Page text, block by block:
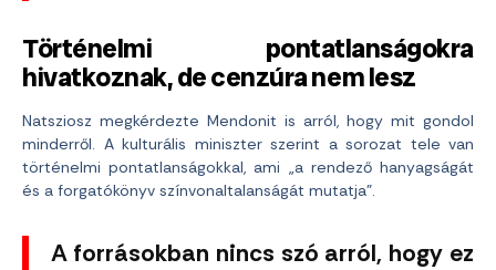
Történelmi pontatlanságokra
hivatkoznak, de cenzúra nem lesz
Natsziosz megkérdezte Mendonit is arról, hogy mit gondol
minderről. A kulturális miniszter szerint a sorozat tele van
történelmi pontatlanságokkal, ami „a rendező hanyagságát
és a forgatókönyv színvonaltalanságát mutatja”.
A forrásokban nincs szó arról, hogy ez